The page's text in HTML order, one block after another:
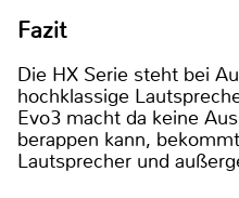
Fazit
Die HX Serie steht bei
hochklassige
Evo3 macht da keine
berappen kann,
Lautsprecher und